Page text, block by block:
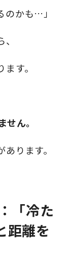
のかも…」
す。
ん。
ります。
「冷た
距離を